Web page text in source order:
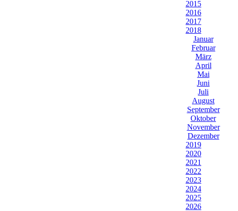
2015
2016
2017
2018
Januar
Februar
März
April
Mai
Juni
Juli
August
September
Oktober
November
Dezember
2019
2020
2021
2022
2023
2024
2025
2026